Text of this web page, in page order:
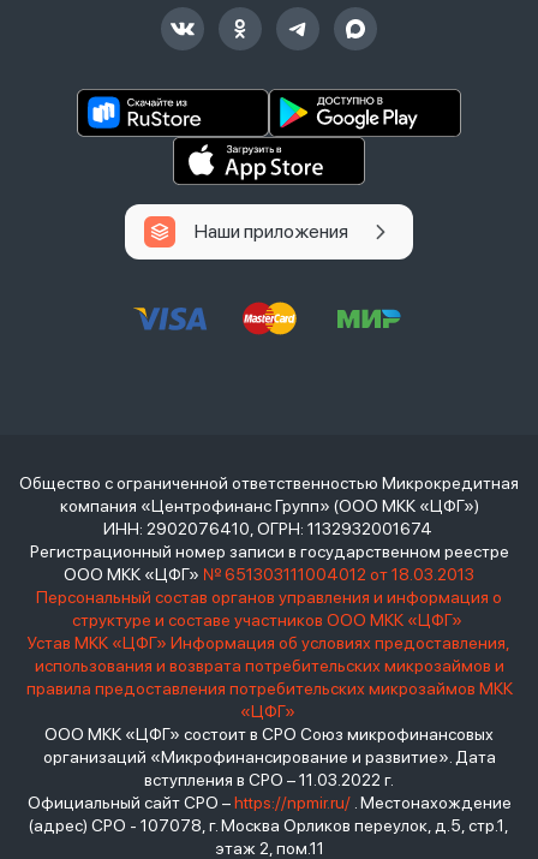
Наши приложения
Общество с ограниченной ответственностью Микрокредитная
компания «Центрофинанс Групп» (ООО МКК «ЦФГ»)
ИНН: 2902076410, ОГРН: 1132932001674
Регистрационный номер записи в государственном реестре
ООО МКК «ЦФГ» № 651303111004012 от 18.03.2013
Персональный состав органов управления и информация о
структуре и составе участников ООО МКК «ЦФГ»
Устав МКК «ЦФГ» Информация об условиях предоставления,
использования и возврата потребительских микрозаймов и
правила предоставления потребительских микрозаймов МКК
«ЦФГ»
ООО МКК «ЦФГ» состоит в СРО Союз микрофинансовых
организаций «Микрофинансирование и развитие». Дата
вступления в СРО – 11.03.2022 г.
Официальный сайт СРО –https://npmir.ru/. Местонахождение
(адрес) СРО - 107078, г. Москва Орликов переулок, д.5, стр.1,
этаж 2, пом.11